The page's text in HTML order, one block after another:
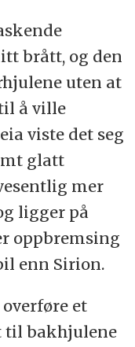
brått, og den
uten at
å ville
viste det seg
glatt
mer
ligger på
oppbremsing
enn Sirion.
et
til bakhjulene